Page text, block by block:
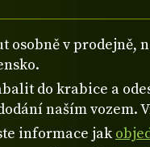
osobně v prodejně,
do krabice a
naším vozem.
informace jak